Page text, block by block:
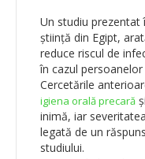
Un studiu
știință din Egipt,
reduce riscul de
în cazul
Cercetările
igiena orală precară
inimă, iar
legată de un
studiului.